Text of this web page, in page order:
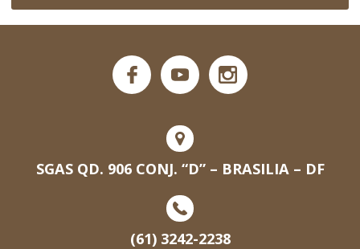
SGAS QD. 906 CONJ. “D” – BRASILIA – DF
(61) 3242-2238